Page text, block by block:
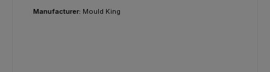
Manufacturer: Mould King